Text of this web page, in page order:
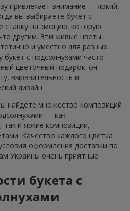
привлекает внимание — яркий,
вы выбираете букет с
ставку на эмоцию, которую
другим. Эти живые цветы
и уместно для разных
с подсолнухами часто
цветочный подарок: он
выразительность и
дизайн.
найдёте множество композиций
— как
и яркие композиции,
Качество каждого цветка
оформления доставки по
Украины очень приятные.
букета с